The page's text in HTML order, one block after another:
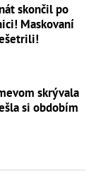
skončil po
Maskovaní
skrývala
si obdobím